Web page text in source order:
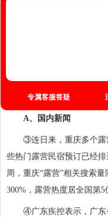
专属客服答疑
A、国内新闻
③连日来，重庆多个露
些热门露营民宿预订已经
周，重庆“露营”相关搜索
300%，露营热度居全国第5
④广东疾控表示，广东省